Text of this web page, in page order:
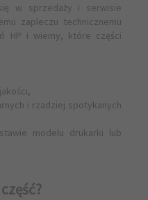
w sprzedaży i serwisie
zapleczu technicznemu
HP i wiemy, które części
i rzadziej spotykanych
modelu drukarki lub